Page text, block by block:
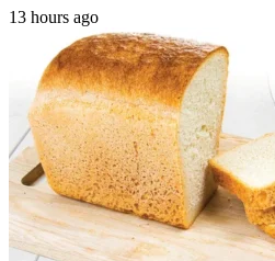
13 hours ago